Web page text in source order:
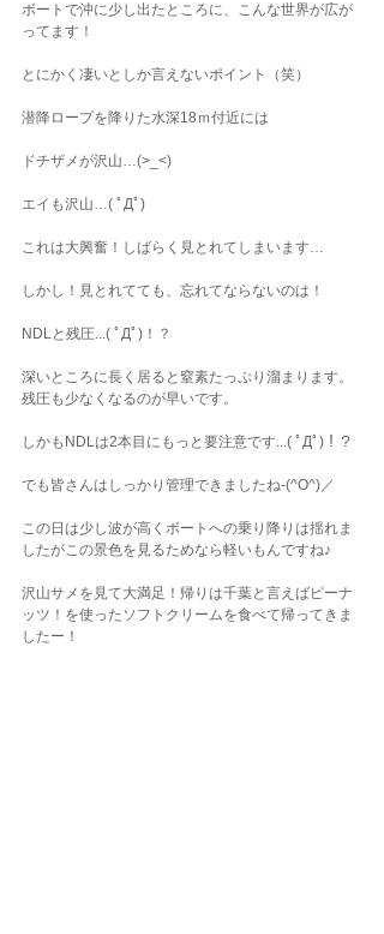
ボートで沖に少し出たところに、こんな世界が広が
ってます！
とにかく凄いとしか言えないポイント（笑）
潜降ロープを降りた水深18ｍ付近には
ドチザメが沢山…(>_<)
エイも沢山…( ﾟДﾟ)
これは大興奮！しばらく見とれてしまいます…
しかし！見とれてても、忘れてならないのは！
NDLと残圧...( ﾟДﾟ)！？
深いところに長く居ると窒素たっぷり溜まります。
残圧も少なくなるのが早いです。
しかもNDLは2本目にもっと要注意です...( ﾟДﾟ)！？
でも皆さんはしっかり管理できましたね-(^O^)／
この日は少し波が高くボートへの乗り降りは揺れま
したがこの景色を見るためなら軽いもんですね♪
沢山サメを見て大満足！帰りは千葉と言えばピーナ
ッツ！を使ったソフトクリームを食べて帰ってきま
したー！